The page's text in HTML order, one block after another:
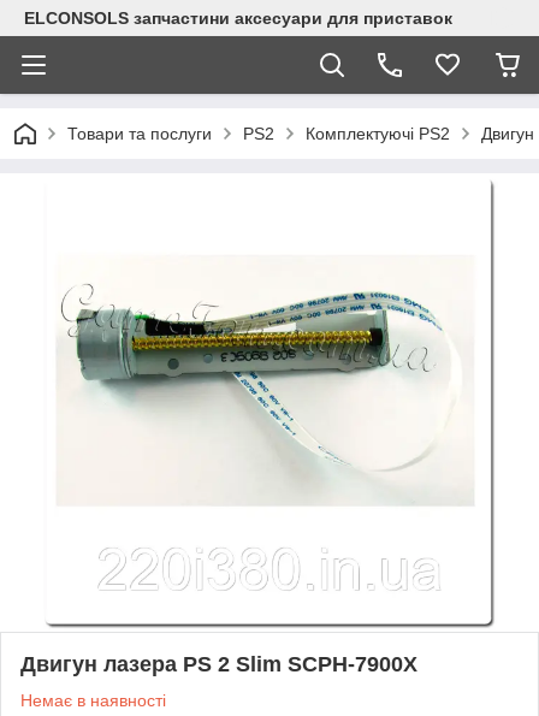
ELCONSOLS запчастини аксесуари для приставок
Товари та послуги PS2 Комплектуючі PS2
Двигун лазера PS 2 Slim SCPH-7900X
Немає в наявності